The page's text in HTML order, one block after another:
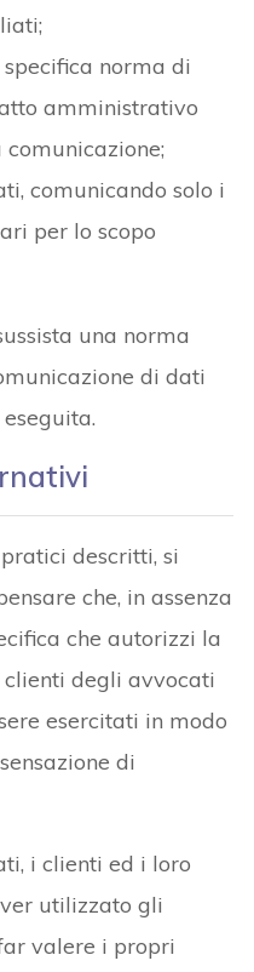
norma di
amministrativo
comunicando solo i
per lo scopo
una norma
di dati
descritti, si
che, in assenza
che autorizzi la
degli avvocati
esercitati in modo
di
i clienti ed i loro
utilizzato gli
valere i propri